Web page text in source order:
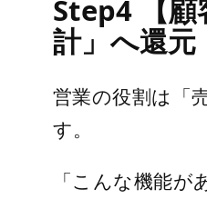
Step4 【顧
計」へ還元
営業の役割は「
す。
「こんな機能